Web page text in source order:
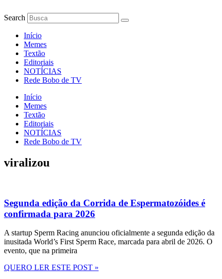
para
conteúdo
Search
Início
Memes
Textão
Editoriais
NOTÍCIAS
Rede Bobo de TV
Início
Memes
Textão
Editoriais
NOTÍCIAS
Rede Bobo de TV
viralizou
Segunda edição da Corrida de Espermatozóides é
confirmada para 2026
A startup Sperm Racing anunciou oficialmente a segunda edição da
inusitada World’s First Sperm Race, marcada para abril de 2026. O
evento, que na primeira
QUERO LER ESTE POST »